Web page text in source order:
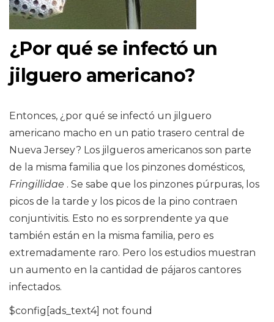
¿Por qué se infectó un
jilguero americano?
Entonces, ¿por qué se infectó un jilguero
americano macho en un patio trasero central de
Nueva Jersey? Los jilgueros americanos son parte
de la misma familia que los pinzones domésticos,
Fringillidae . Se sabe que los pinzones púrpuras, los
picos de la tarde y los picos de la pino contraen
conjuntivitis. Esto no es sorprendente ya que
también están en la misma familia, pero es
extremadamente raro. Pero los estudios muestran
un aumento en la cantidad de pájaros cantores
infectados.
$config[ads_text4] not found